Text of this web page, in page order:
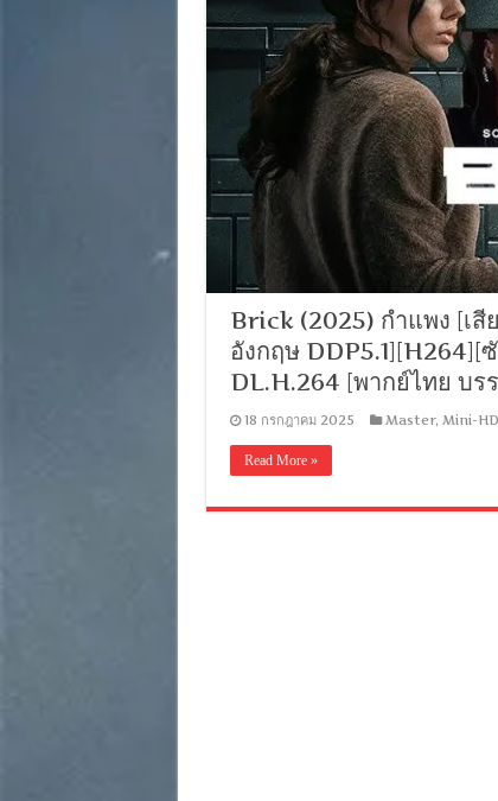
Brick (2025) กำแพง [เสี
อังกฤษ
DL.H.264 [พากย์ไทย บร
18 กรกฎาคม 2025 Master, Mini-HD
Read More »